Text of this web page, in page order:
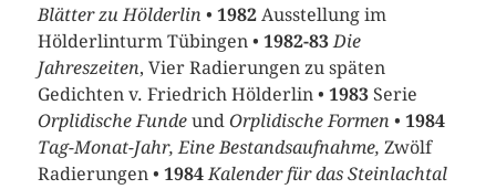
Blätter zu Hölderlin • 1982 Ausstellung im
Hölderlinturm Tübingen • 1982-83 Die
Jahreszeiten, Vier Radierungen zu späten
Gedichten v. Friedrich Hölderlin • 1983 Serie
Orplidische Fundeund Orplidische Formen • 1984
Tag-Monat-Jahr, Eine Bestandsaufnahme, Zwölf
Radierungen • 1984Kalender für das Steinlachtal